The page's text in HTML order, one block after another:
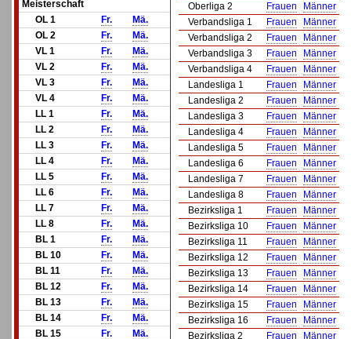
Meisterschaft
OL 1
Fr.
Mä.
OL 2
Fr.
Mä.
VL 1
Fr.
Mä.
VL 2
Fr.
Mä.
VL 3
Fr.
Mä.
VL 4
Fr.
Mä.
LL 1
Fr.
Mä.
LL 2
Fr.
Mä.
LL 3
Fr.
Mä.
LL 4
Fr.
Mä.
LL 5
Fr.
Mä.
LL 6
Fr.
Mä.
LL 7
Fr.
Mä.
LL 8
Fr.
Mä.
BL 1
Fr.
Mä.
BL 10
Fr.
Mä.
BL 11
Fr.
Mä.
BL 12
Fr.
Mä.
BL 13
Fr.
Mä.
BL 14
Fr.
Mä.
BL 15
Fr.
Mä.
Oberliga 2
Frauen
Männer
Verbandsliga 1
Frauen
Männer
Verbandsliga 2
Frauen
Männer
Verbandsliga 3
Frauen
Männer
Verbandsliga 4
Frauen
Männer
Landesliga 1
Frauen
Männer
Landesliga 2
Frauen
Männer
Landesliga 3
Frauen
Männer
Landesliga 4
Frauen
Männer
Landesliga 5
Frauen
Männer
Landesliga 6
Frauen
Männer
Landesliga 7
Frauen
Männer
Landesliga 8
Frauen
Männer
Bezirksliga 1
Frauen
Männer
Bezirksliga 10
Frauen
Männer
Bezirksliga 11
Frauen
Männer
Bezirksliga 12
Frauen
Männer
Bezirksliga 13
Frauen
Männer
Bezirksliga 14
Frauen
Männer
Bezirksliga 15
Frauen
Männer
Bezirksliga 16
Frauen
Männer
Bezirksliga 2
Frauen
Männer